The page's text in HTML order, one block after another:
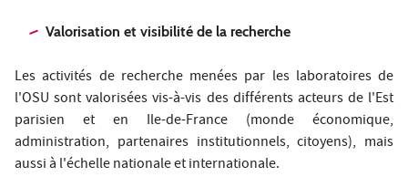
Valorisation et visibilité de la recherche
Les activités de recherche menées par les laboratoires de
l'OSU sont valorisées vis-à-vis des différents acteurs de l'Est
parisien et en Ile-de-France (monde économique,
administration, partenaires institutionnels, citoyens), mais
aussi à l'échelle nationale et internationale.